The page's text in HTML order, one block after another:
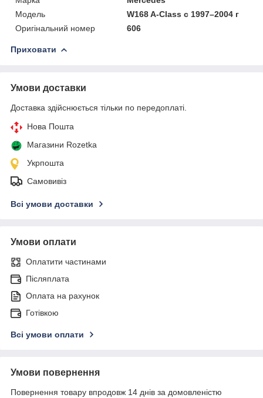
Мoдель
W168 A-Class с 1997–2004 г
Оригінальний номер
606
Приховати
Умови доставки
Доставка здійснюється тільки по передоплаті.
Нова Пошта
Магазини Rozetka
Укрпошта
Самовивіз
Всі умови доставки
Умови оплати
Оплатити частинами
Післяплата
Оплата на рахунок
Готівкою
Всі умови оплати
Умови повернення
Повернення товару впродовж 14 днів за домовленістю